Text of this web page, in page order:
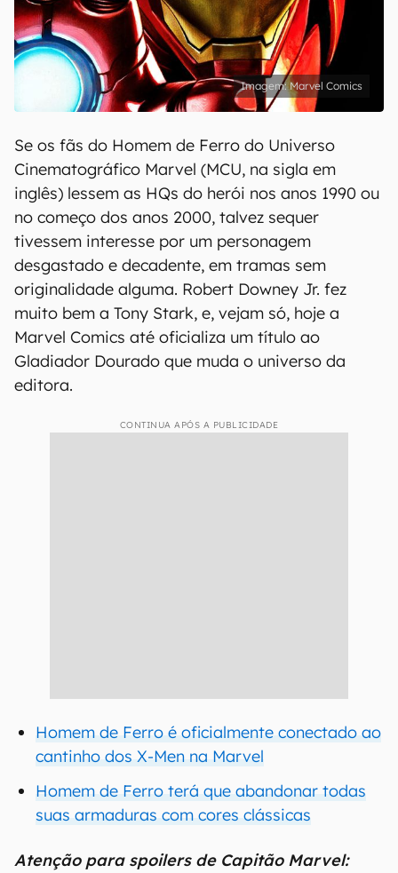
Marvel Comics
Se os fãs do Homem de Ferro do Universo
Cinematográfico Marvel (MCU, na sigla em
inglês) lessem as HQs do herói nos anos 1990 ou
no começo dos anos 2000, talvez sequer
tivessem interesse por um personagem
desgastado e decadente, em tramas sem
originalidade alguma. Robert Downey Jr. fez
muito bem a Tony Stark, e, vejam só, hoje a
Marvel Comics até oficializa um título ao
Gladiador Dourado que muda o universo da
editora.
CONTINUA APÓS A PUBLICIDADE
Homem de Ferro é oficialmente conectado ao
cantinho dos X-Men na Marvel
Homem de Ferro terá que abandonar todas
suas armaduras com cores clássicas
Atenção para spoilers de Capitão Marvel: